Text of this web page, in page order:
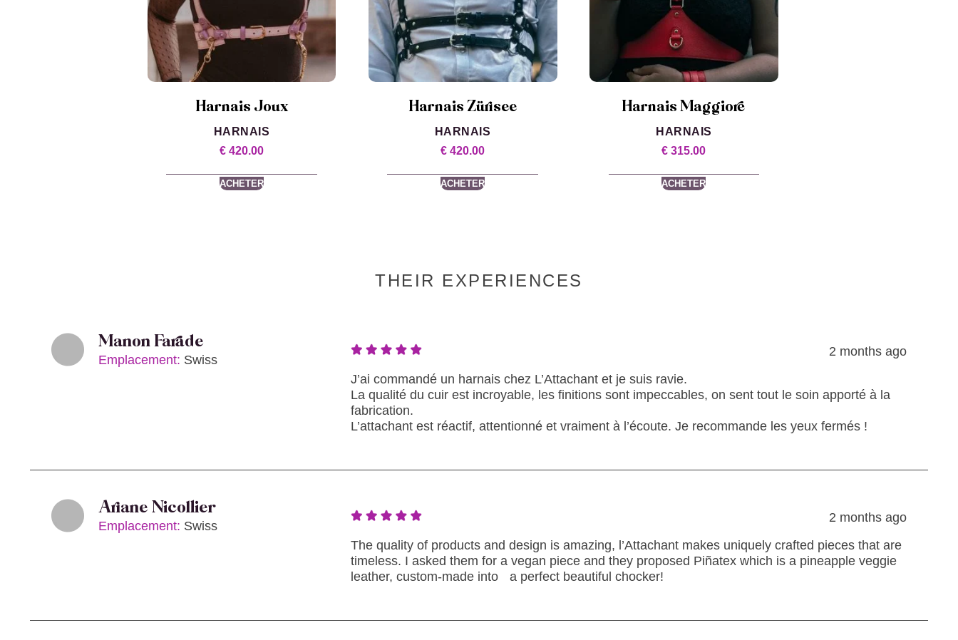
Harnais Joux
HARNAIS
€ 420.00
ACHETER
Harnais Zürisee
HARNAIS
€ 420.00
ACHETER
Harnais Maggiore
HARNAIS
€ 315.00
ACHETER
THEIR EXPERIENCES
Manon Farade
Emplacement: Swiss
2 months ago
J’ai commandé un harnais chez L’Attachant et je suis ravie.
La qualité du cuir est incroyable, les finitions sont impeccables, on sent tout le soin apporté à la
fabrication.
L’attachant est réactif, attentionné et vraiment à l’écoute. Je recommande les yeux fermés !
Ariane Nicollier
Emplacement: Swiss
2 months ago
The quality of products and design is amazing, l’Attachant makes uniquely crafted pieces that are
timeless. I asked them for a vegan piece and they proposed Piñatex which is a pineapple veggie
leather, custom-made into a perfect beautiful chocker!